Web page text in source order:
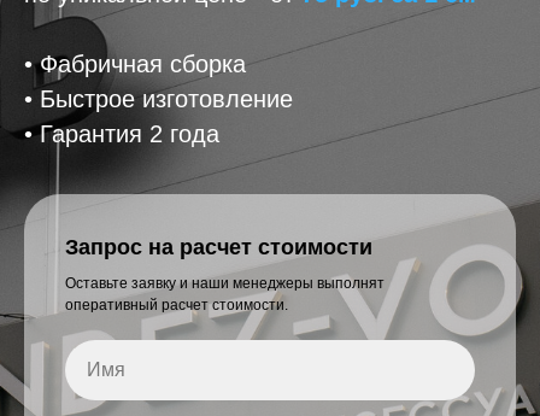
• Фабричная сборка
• Быстрое изготовление
• Гарантия 2 года
Запрос на расчет стоимости
Оставьте заявку и наши менеджеры выполнят
оперативный расчет стоимости.